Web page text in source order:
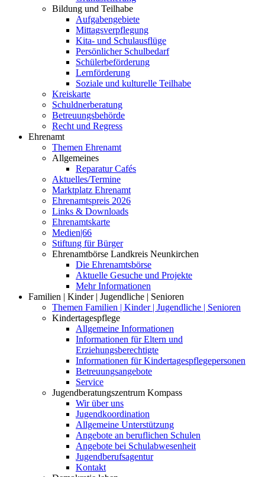
Bildung und Teilhabe
Aufgabengebiete
Mittagsverpflegung
Kita- und Schulausflüge
Persönlicher Schulbedarf
Schülerbeförderung
Lernförderung
Soziale und kulturelle Teilhabe
Kreiskarte
Schuldnerberatung
Betreuungsbehörde
Recht und Regress
Ehrenamt
Themen Ehrenamt
Allgemeines
Reparatur Cafés
Aktuelles/Termine
Marktplatz Ehrenamt
Ehrenamtspreis 2026
Links & Downloads
Ehrenamtskarte
Medien|66
Stiftung für Bürger
Ehrenamtbörse Landkreis Neunkirchen
Die Ehrenamtsbörse
Aktuelle Gesuche und Projekte
Mehr Informationen
Familien | Kinder | Jugendliche | Senioren
Themen Familien | Kinder | Jugendliche | Senioren
Kindertagespflege
Allgemeine Informationen
Informationen für Eltern und
Erziehungsberechtigte
Informationen für Kindertagespflegepersonen
Betreuungsangebote
Service
Jugendberatungszentrum Kompass
Wir über uns
Jugendkoordination
Allgemeine Unterstützung
Angebote an beruflichen Schulen
Angebote bei Schulabwesenheit
Jugendberufsagentur
Kontakt